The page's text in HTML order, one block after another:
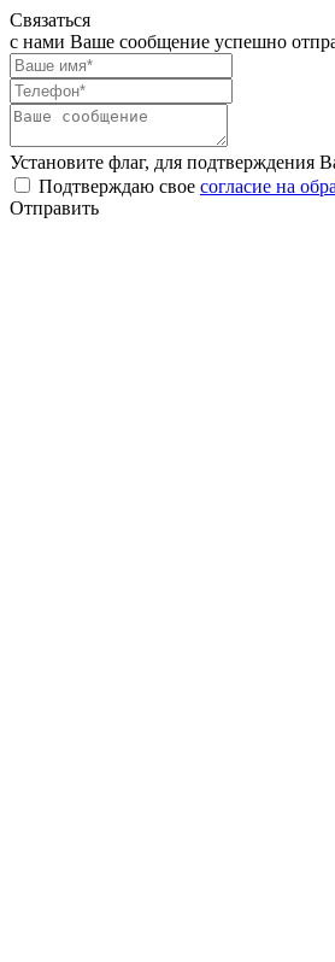
Связаться
с нами Ваше сообщение успешно
Установите флаг, для подтверждения
Подтверждаю свое согласие на
Отправить